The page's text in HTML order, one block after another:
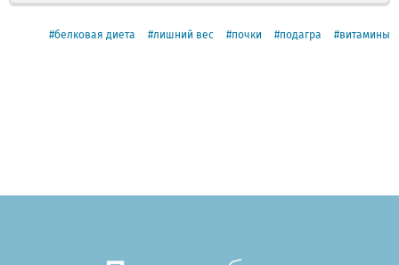
белковая диета лишний вес почки подагра витамины